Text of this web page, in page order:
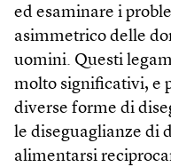
ed esaminare i
asimmetrico delle
uomini. Questi
molto significativi, e
diverse forme di
le diseguaglianze di
alimentarsi